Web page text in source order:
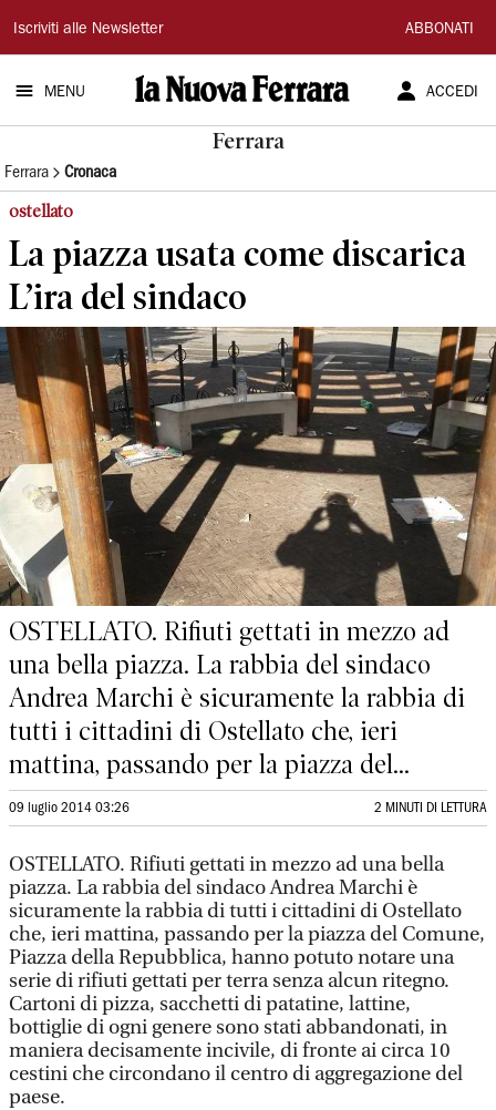
La
Nuova
Ferrara
Iscriviti alle Newsletter ABBONATI
MENU ACCEDI
Ferrara
Ferrara Cronaca
ostellato
La piazza usata come discarica
L’ira del sindaco
OSTELLATO. Rifiuti gettati in mezzo ad
una bella piazza. La rabbia del sindaco
Andrea Marchi è sicuramente la rabbia di
tutti i cittadini di Ostellato che, ieri
mattina, passando per la piazza del...
09 luglio 2014 03:26 2 MINUTI DI LETTURA
OSTELLATO. Rifiuti gettati in mezzo ad una bella
piazza. La rabbia del sindaco Andrea Marchi è
sicuramente la rabbia di tutti i cittadini di Ostellato
che, ieri mattina, passando per la piazza del Comune,
Piazza della Repubblica, hanno potuto notare una
serie di rifiuti gettati per terra senza alcun ritegno.
Cartoni di pizza, sacchetti di patatine, lattine,
bottiglie di ogni genere sono stati abbandonati, in
maniera decisamente incivile, di fronte ai circa 10
cestini che circondano il centro di aggregazione del
paese.